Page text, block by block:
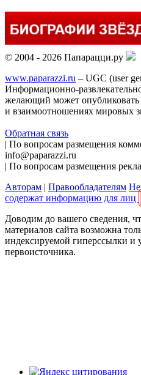
© 2004 - 2026 Папарацци.ру
www.paparazzi.ru – UGC (user
Информационно-
желающий может опубликовать
и взаимоотношениях мировых
Обратная связь
| По вопросам размещения
info@paparazzi.ru
| По вопросам размещения
Авторам | Правообладателям
содержат информацию для лиц
Доводим до вашего сведения,
материалов сайта возможна
индексируемой гиперссылки и
первоисточника.